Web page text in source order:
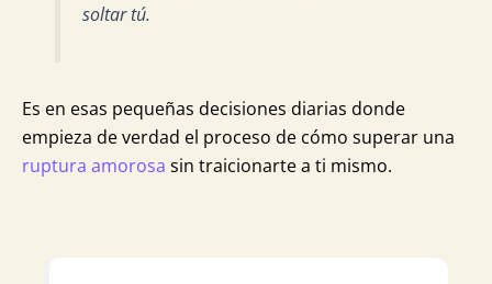
soltar tú.
Es en esas pequeñas decisiones diarias donde
empieza de verdad el proceso de cómo superar una
ruptura amorosa sin traicionarte a ti mismo.